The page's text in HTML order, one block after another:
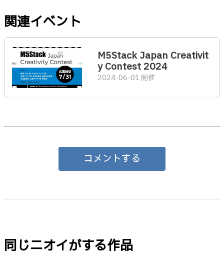
関連イベント
M5Stack Japan Creativit
y Contest 2024
2024-06-01 開催
コメントする
同じニオイがする作品